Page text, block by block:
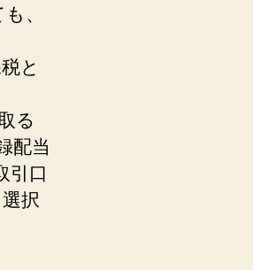
、
と
る
配当
引口
択